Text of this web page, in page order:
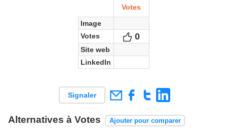
Votes
Image
Votes
Votes
0
Site web
LinkedIn
Signaler
Alternatives à Votes Ajouter pour comparer